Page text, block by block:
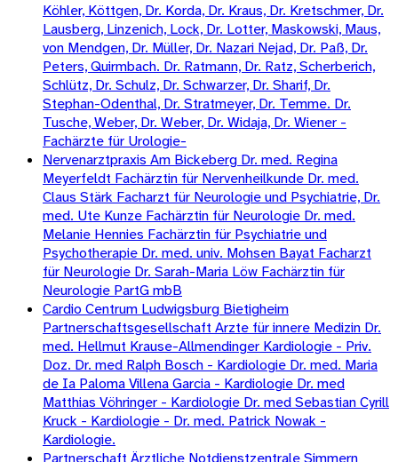
Köhler, Köttgen, Dr. Korda, Dr. Kraus, Dr. Kretschmer, Dr.
Lausberg, Linzenich, Lock, Dr. Lotter, Maskowski, Maus,
von Mendgen, Dr. Müller, Dr. Nazari Nejad, Dr. Paß, Dr.
Peters, Quirmbach. Dr. Ratmann, Dr. Ratz, Scherberich,
Schlütz, Dr. Schulz, Dr. Schwarzer, Dr. Sharif, Dr.
Stephan-Odenthal, Dr. Stratmeyer, Dr. Temme. Dr.
Tusche, Weber, Dr. Weber, Dr. Widaja, Dr. Wiener -
Fachärzte für Urologie-
Nervenarztpraxis Am Bickeberg Dr. med. Regina
Meyerfeldt Fachärztin für Nervenheilkunde Dr. med.
Claus Stärk Facharzt für Neurologie und Psychiatrie, Dr.
med. Ute Kunze Fachärztin für Neurologie Dr. med.
Melanie Hennies Fachärztin für Psychiatrie und
Psychotherapie Dr. med. univ. Mohsen Bayat Facharzt
für Neurologie Dr. Sarah-Maria Löw Fachärztin für
Neurologie PartG mbB
Cardio Centrum Ludwigsburg Bietigheim
Partnerschaftsgesellschaft Arzte für innere Medizin Dr.
med. Hellmut Krause-Allmendinger Kardiologie - Priv.
Doz. Dr. med Ralph Bosch - Kardiologie Dr. med. Maria
de Ia Paloma Villena Garcia - Kardiologie Dr. med
Matthias Vöhringer - Kardiologie Dr. med Sebastian Cyrill
Kruck - Kardiologie - Dr. med. Patrick Nowak -
Kardiologie.